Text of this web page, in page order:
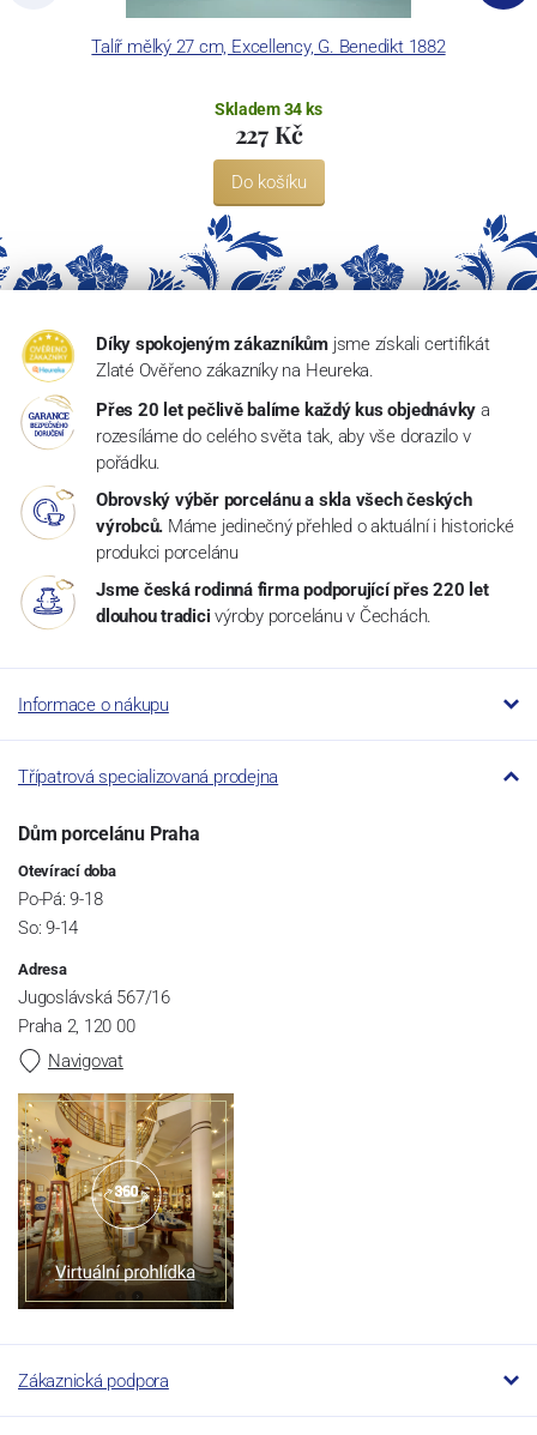
Talíř mělký 27 cm, Excellency, G. Benedikt 1882
Skladem 34 ks
227 Kč
Do košíku
Díky spokojeným zákazníkům jsme získali certifikát
Zlaté Ověřeno zákazníky na Heureka.
Přes 20 let pečlivě balíme každý kus objednávky a
rozesíláme do celého světa tak, aby vše dorazilo v
pořádku.
Obrovský výběr porcelánu a skla všech českých
výrobců. Máme jedinečný přehled o aktuální i historické
produkci porcelánu
Jsme česká rodinná firma podporující přes 220 let
dlouhou tradici výroby porcelánu v Čechách.
Informace o nákupu
Třípatrová specializovaná prodejna
Dům porcelánu Praha
Otevírací doba
Po-Pá: 9-18
So: 9-14
Adresa
Jugoslávská 567/16
Praha 2, 120 00
Navigovat
Zákaznická podpora